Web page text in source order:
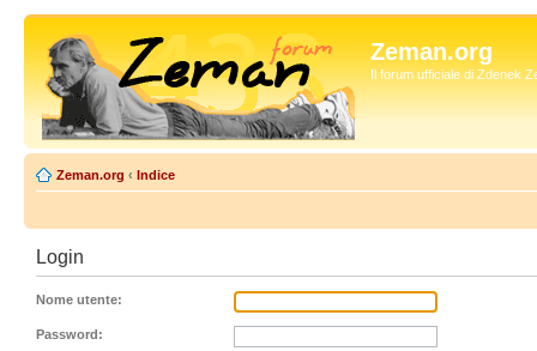
Zeman.org
Il forum ufficiale di Zdenek
Zeman.org ‹ Indice
Login
Nome utente:
Password: